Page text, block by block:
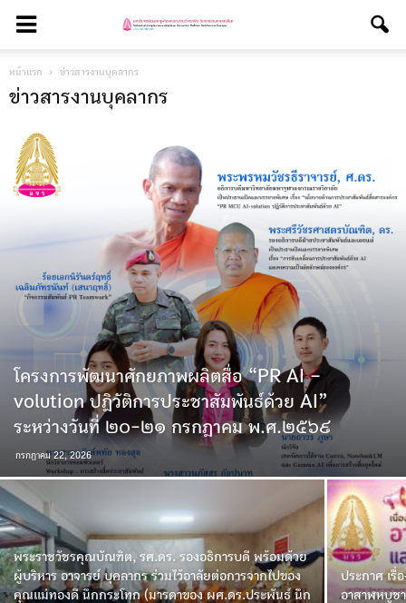
หน้าแรก ข่าวสารงานบุคลากร
ข่าวสารงานบุคลากร
โครงการพัฒนาศักยภาพผลิตสื่อ “PR AI –
volution ปฏิวัติการประชาสัมพันธ์ด้วย AI”
ระหว่างวันที่ ๒๐-๒๑ กรกฎาคม พ.ศ.๒๕๖๙
กรกฎาคม 22, 2026
พระราชวัชรคุณบัณฑิต, รศ.ดร. รองอธิการบดี พร้อมด้วย
ผู้บริหาร อาจารย์ บุคลากร ร่วมไว้อาลัยต่อการจากไปของ
คุณแม่ทองดี นึกกระโทก (มารดาของ ผศ.ดร.ประพันธ์ นึก
ประกาศ เรื่
อาสาฬหบูช